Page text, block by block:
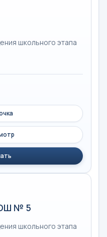
школьного этапа
№ 5
школьного этапа